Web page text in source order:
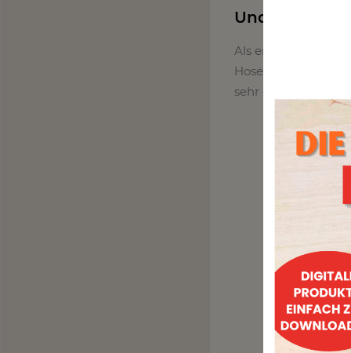
Und los geht’s:
Als erstes wendest
Hosentasche
sehr dünn